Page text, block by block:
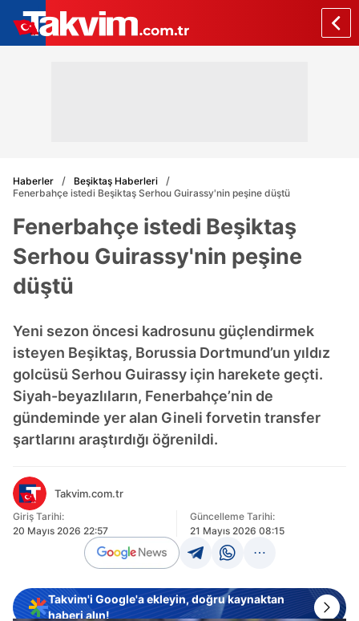
Haberler
Beşiktaş Haberleri
Fenerbahçe istedi Beşiktaş Serhou Guirassy'nin peşine düştü
Fenerbahçe istedi Beşiktaş
Serhou Guirassy'nin peşine
düştü
Yeni sezon öncesi kadrosunu güçlendirmek
isteyen Beşiktaş, Borussia Dortmund’un yıldız
golcüsü Serhou Guirassy için harekete geçti.
Siyah-beyazlıların, Fenerbahçe’nin de
gündeminde yer alan Gineli forvetin transfer
şartlarını araştırdığı öğrenildi.
Takvim.com.tr
Giriş Tarihi:
20 Mayıs 2026 22:57
Güncelleme Tarihi:
21 Mayıs 2026 08:15
Takvim'i Google'a ekleyin, doğru kaynaktan
haberi alın!